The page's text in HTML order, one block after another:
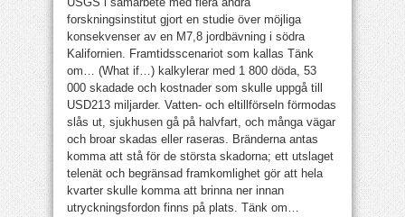
forskningsinstitut gjort en studie över möjliga
konsekvenser av en M7,8 jordbävning i södra
Kalifornien. Framtidsscenariot som kallas Tänk
om… (What if…) kalkylerar med 1 800 döda, 53
000 skadade och kostnader som skulle uppgå till
USD213 miljarder. Vatten- och eltillförseln förmodas
slås ut, sjukhusen gå på halvfart, och många vägar
och broar skadas eller raseras. Bränderna antas
komma att stå för de största skadorna; ett utslaget
telenät och begränsad framkomlighet gör att hela
kvarter skulle komma att brinna ner innan
utryckningsfordon finns på plats. Tänk om…